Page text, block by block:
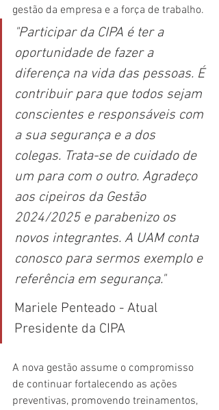
gestão da empresa e a força de trabalho.
"Participar da CIPA é ter a
oportunidade de fazer a
diferença na vida das pessoas. É
contribuir para que todos sejam
conscientes e responsáveis com
a sua segurança e a dos
colegas. Trata-se de cuidado de
um para com o outro. Agradeço
aos cipeiros da Gestão
2024/2025 e parabenizo os
novos integrantes. A UAM conta
conosco para sermos exemplo e
referência em segurança."
Mariele Penteado - Atual
Presidente da CIPA
A nova gestão assume o compromisso
de continuar fortalecendo as ações
preventivas, promovendo treinamentos,